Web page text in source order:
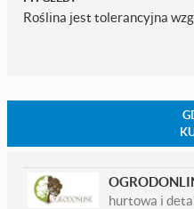
Roślina jest tolerancyjna
hurtowa i